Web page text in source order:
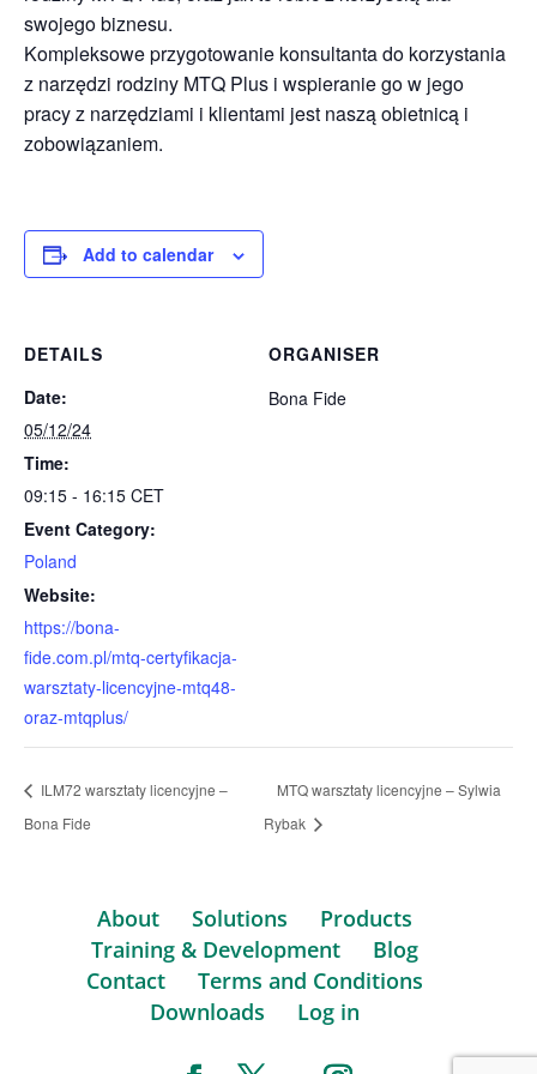
swojego biznesu.
Kompleksowe przygotowanie konsultanta do korzystania
z narzędzi rodziny MTQ Plus i wspieranie go w jego
pracy z narzędziami i klientami jest naszą obietnicą i
zobowiązaniem.
Add to calendar
DETAILS
Date:
05/12/24
Time:
09:15 - 16:15 CET
Event Category:
Poland
Website:
https://bona-
fide.com.pl/mtq-certyfikacja-
warsztaty-licencyjne-mtq48-
oraz-mtqplus/
ORGANISER
Bona Fide
ILM72 warsztaty licencyjne –
Bona Fide
MTQ warsztaty licencyjne – Sylwia
Rybak
About Solutions
Products
Training & Development
Blog
Contact
Terms and Conditions
Downloads
Log in